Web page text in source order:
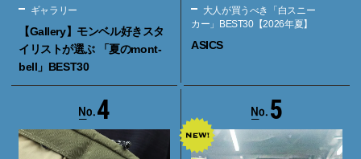
ギャラリー
【Gallery】モンベル好きスタ
イリストが選ぶ 「夏のmont-
bell」BEST30
大人が買うべき「白スニー
カー」BEST30【2026年夏】
ASICS
4 5